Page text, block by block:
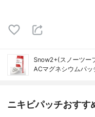
Snow2+(スノーツー
ACマグネシウムパッ
ニキビパッチおすす